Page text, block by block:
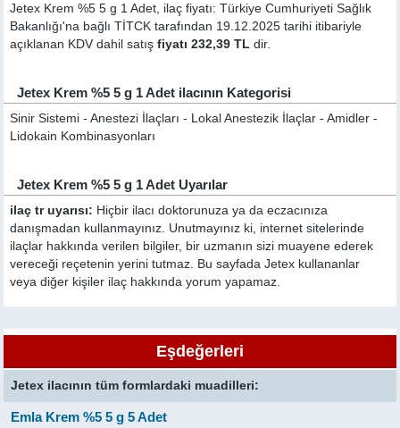
Jetex Krem %5 5 g 1 Adet, ilaç fiyatı: Türkiye Cumhuriyeti Sağlık
Bakanlığı'na bağlı TİTCK tarafından 19.12.2025 tarihi itibariyle
açıklanan KDV dahil satışfiyatı 232,39 TL dir.
Jetex Krem %5 5 g 1 Adet ilacının Kategorisi
Sinir Sistemi - Anestezi İlaçları - Lokal Anestezik İlaçlar - Amidler -
Lidokain Kombinasyonları
Jetex Krem %5 5 g 1 Adet Uyarılar
ilaç tr uyarısı: Hiçbir ilacı doktorunuza ya da eczacınıza
danışmadan kullanmayınız. Unutmayınız ki, internet sitelerinde
ilaçlar hakkında verilen bilgiler, bir uzmanın sizi muayene ederek
vereceği reçetenin yerini tutmaz. Bu sayfada Jetex kullananlar
veya diğer kişiler ilaç hakkında yorum yapamaz.
Eşdeğerleri
Jetex ilacının tüm formlardaki muadilleri:
Emla Krem %5 5 g 5 Adet